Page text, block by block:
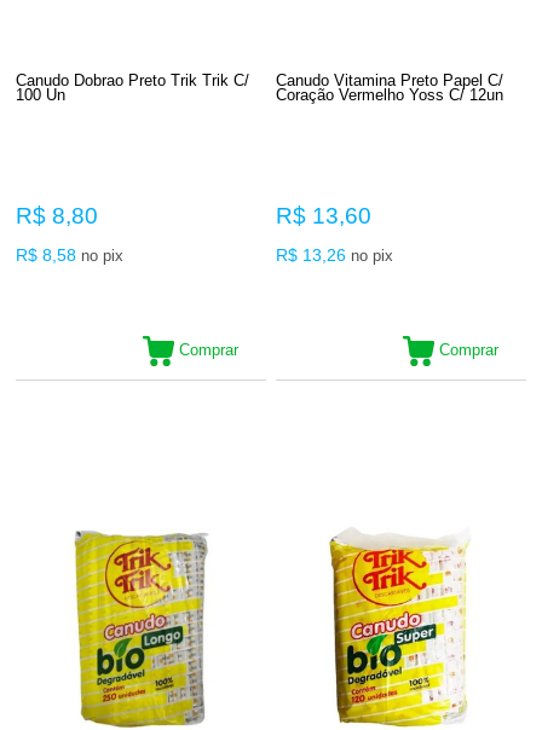
Canudo Dobrao Preto Trik Trik C/
100 Un
R$ 8,80
R$ 8,58 no pix
Comprar
Canudo Vitamina Preto Papel C/
Coração Vermelho Yoss C/ 12un
R$ 13,60
R$ 13,26 no pix
Comprar